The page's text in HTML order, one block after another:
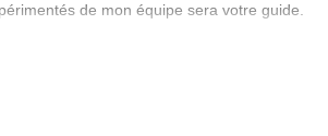
de mon équipe sera votre guide.
les Dolomites, les Alpes carniques, les
de la Croatie, Velebit, NP Paklenica, et les